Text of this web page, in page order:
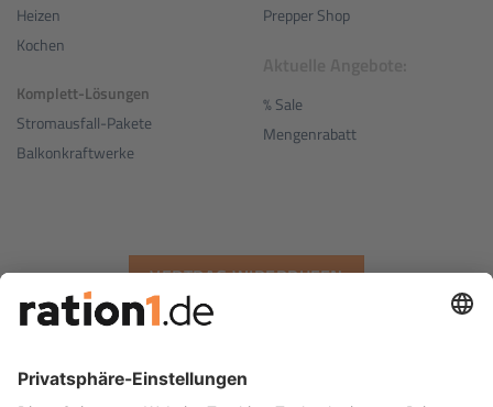
Heizen
Kochen
Komplett-Lösungen
Stromausfall-Pakete
Balkonkraftwerke
Prepper Shop
% Sale
Mengenrabatt
VERTRAG WIDERRUFEN